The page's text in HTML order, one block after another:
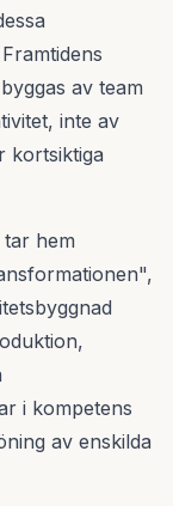
av team
inte av
kortsiktiga
hem
i kompetens
av enskilda